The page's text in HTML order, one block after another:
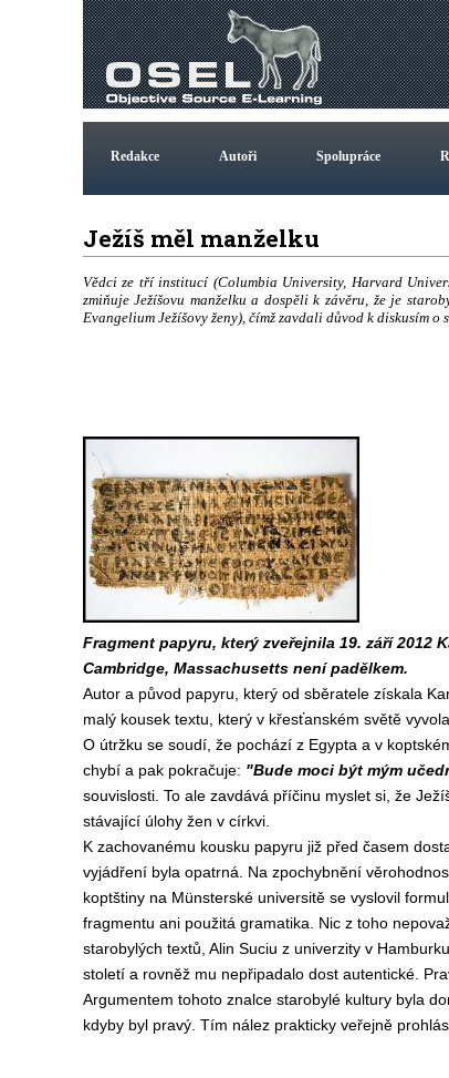
Redakce Autoři Spolupráce
Ježíš měl manželku
Vědci ze tří institucí (Columbia University, Harvard
zmiňuje Ježíšovu manželku a dospěli k závěru, že je
Evangelium Ježíšovy ženy), čímž zavdali důvod k diskusím
Fragment papyru, který zveřejnila 19. září
Cambridge, Massachusetts není padělkem.
Autor a původ papyru, který od sběratele získala
malý kousek textu, který v křesťanském světě
O útržku se soudí, že pochází z Egypta a v
chybí a pak pokračuje: "Bude moci být mým
souvislosti. To ale zavdává příčinu myslet si, že
stávající úlohy žen v církvi.
K zachovanému kousku papyru již před časem
vyjádření byla opatrná. Na zpochybnění
koptštiny na Münsterské universitě se vyslovil
fragmentu ani použitá gramatika. Nic z toho
starobylých textů, Alin Suciu z univerzity v
století a rovněž mu nepřipadalo dost autentické.
Argumentem tohoto znalce starobylé kultury byla
kdyby byl pravý. Tím nález prakticky veřejně